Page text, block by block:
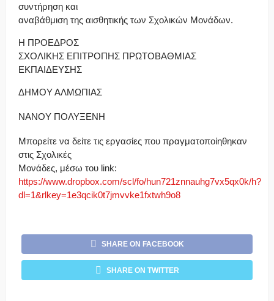
συντήρηση και
αναβάθμιση της αισθητικής των Σχολικών Μονάδων.
Η ΠΡΟΕΔΡΟΣ
ΣΧΟΛΙΚΗΣ ΕΠΙΤΡΟΠΗΣ ΠΡΩΤΟΒΑΘΜΙΑΣ
ΕΚΠΑΙΔΕΥΣΗΣ
ΔΗΜΟΥ ΑΛΜΩΠΙΑΣ
ΝΑΝΟΥ ΠΟΛΥΞΕΝΗ
Μπορείτε να δείτε τις εργασίες που πραγματοποίηθηκαν
στις Σχολικές
Μονάδες, μέσω του link:
https://www.dropbox.com/scl/fo/hun721znnauhg7vx5qx0k/h?
dl=1&rlkey=1e3qcik0t7jmvvke1fxtwh9o8
SHARE ON FACEBOOK
SHARE ON TWITTER